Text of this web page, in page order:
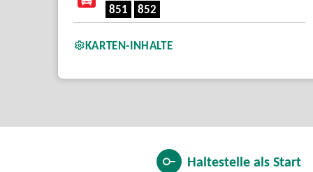
851
852
KARTEN-INHALTE
Haltestelle alsStart